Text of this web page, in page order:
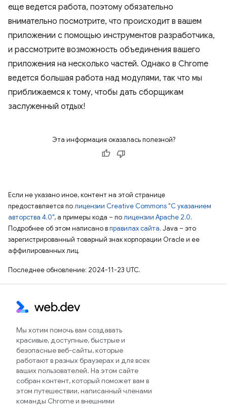
еще ведется работа, поэтому обязательно
внимательно посмотрите, что происходит в вашем
приложении с помощью инструментов разработчика,
и рассмотрите возможность объединения вашего
приложения на несколько частей. Однако в Chrome
ведется большая работа над модулями, так что мы
приближаемся к тому, чтобы дать сборщикам
заслуженный отдых!
Эта информация оказалась полезной?
Если не указано иное, контент на этой странице
предоставляется полицензии Creative Commons "С указанием
авторства 4.0", а примеры кода – полицензии Apache 2.0.
Подробнее об этом написано вправилах сайта. Java – это
зарегистрированный товарный знак корпорации Oracle и ее
аффилированных лиц.
Последнее обновление: 2024-11-23 UTC.
Мы хотим помочь вам создавать
красивые, доступные, быстрые и
безопасные веб-сайты, которые
работают в разных браузерах и для всех
ваших пользователей. На этом сайте
собран контент, который поможет вам в
этом путешествии, написанный членами
команды Chrome и внешними